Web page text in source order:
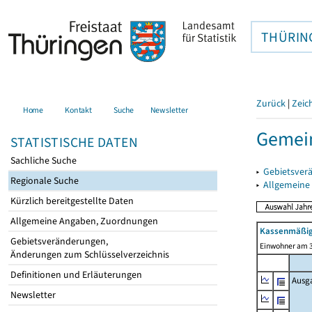
Home Kontakt Suche Newsletter
STATISTISCHE DATEN
Sachliche Suche
Regionale Suche
Kürzlich bereitgestellte Daten
Allgemeine Angaben, Zuordnungen
Gebietsveränderungen,
Änderungen zum Schlüsselverzeichnis
Definitionen und Erläuterungen
Newsletter
Zurück |
▸
▸
Einwohner am